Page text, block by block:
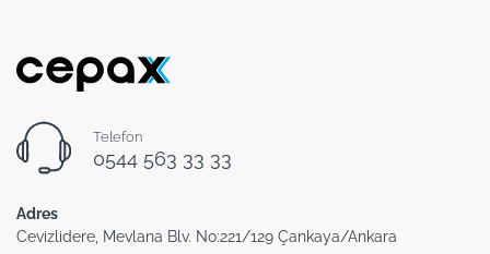
Telefon
0544 563 33 33
Adres
Cevizlidere, Mevlana Blv. No:221/129 Çankaya/Ankara